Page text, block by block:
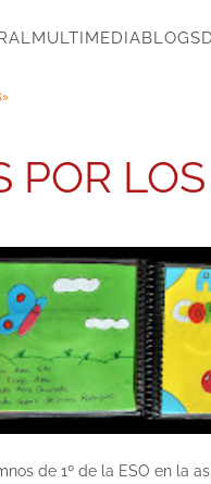
MULTIMEDIABLOGS
POR
de 1º de la ESO en la